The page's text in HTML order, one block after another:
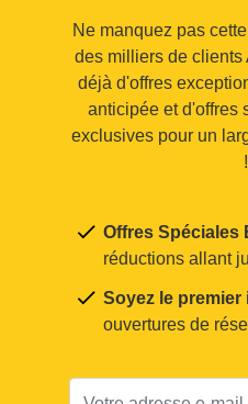
Ne manquez pas
des milliers de
déjà d'offres
anticipée et d'offres
exclusives pour un
!
Offres Spéciales
réductions allant
Soyez le premier
ouvertures de